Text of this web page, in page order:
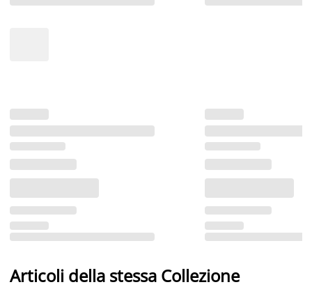
Articoli della stessa Collezione